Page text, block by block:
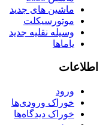
ماشین های جدید
موتورسیکلت
وسیله نقلیه جدید
یاماها
اطلاعات
ورود
خوراک ورودی‌ها
خوراک دیدگاه‌ها